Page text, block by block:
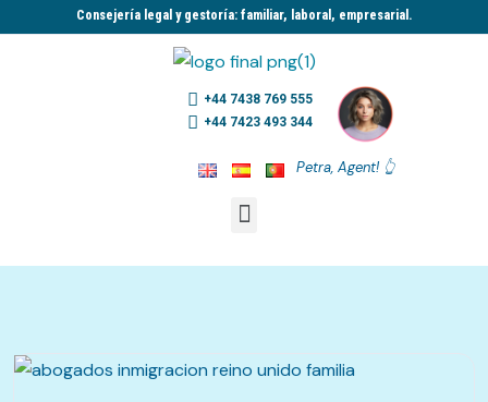
Consejería legal y gestoría: familiar, laboral, empresarial.​
+44 7438 769 555
+44 7423 493 344
Petra, Agent! 👆